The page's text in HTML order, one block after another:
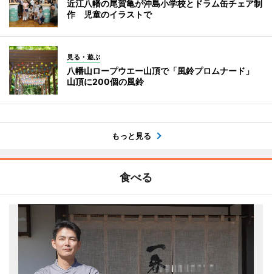
近江八幡の尾賀亀が沖島小学校とドラム缶チェア制
作 児童のイラストで
見る・遊ぶ
八幡山ロープウエー山頂で「風鈴プロムナード」
山頂に200個の風鈴
もっと見る
食べる